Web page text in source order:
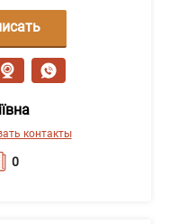
контакты
0